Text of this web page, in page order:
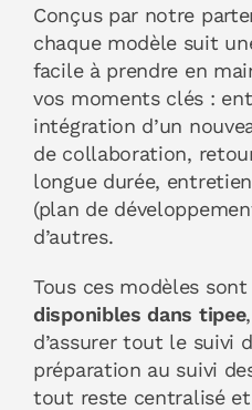
Conçus par notre
chaque modèle suit
facile à prendre en
vos moments clés :
intégration d’un
de collaboration,
longue durée,
(plan de
d’autres.
Tous ces modèles
disponibles dans tipee
d’assurer tout le suivi
préparation au suivi
tout reste centralisé